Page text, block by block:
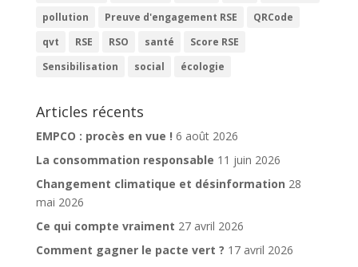
pollution
Preuve d'engagement RSE
QRCode
qvt
RSE RSO santé
Score RSE
Sensibilisation
social écologie
Articles récents
EMPCO : procès en vue ! 6 août 2026
La consommation responsable 11 juin 2026
Changement climatique et désinformation 28
mai 2026
Ce qui compte vraiment 27 avril 2026
Comment gagner le pacte vert ? 17 avril 2026